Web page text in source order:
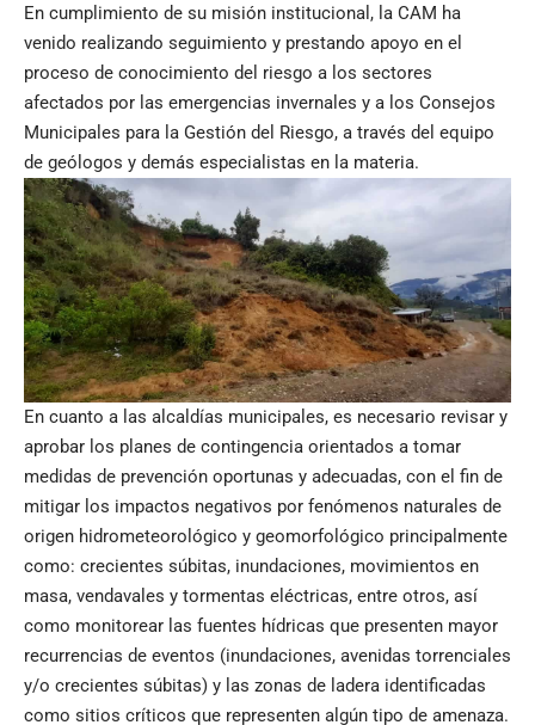
En cumplimiento de su misión institucional, la CAM ha
venido realizando seguimiento y prestando apoyo en el
proceso de conocimiento del riesgo a los sectores
afectados por las emergencias invernales y a los Consejos
Municipales para la Gestión del Riesgo, a través del equipo
de geólogos y demás especialistas en la materia.
En cuanto a las alcaldías municipales, es necesario revisar y
aprobar los planes de contingencia orientados a tomar
medidas de prevención oportunas y adecuadas, con el fin de
mitigar los impactos negativos por fenómenos naturales de
origen hidrometeorológico y geomorfológico principalmente
como: crecientes súbitas, inundaciones, movimientos en
masa, vendavales y tormentas eléctricas, entre otros, así
como monitorear las fuentes hídricas que presenten mayor
recurrencias de eventos (inundaciones, avenidas torrenciales
y/o crecientes súbitas) y las zonas de ladera identificadas
como sitios críticos que representen algún tipo de amenaza.